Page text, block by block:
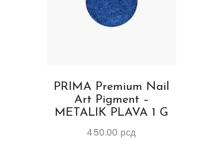
PRIMA Premium Nail
Art Pigment –
METALIK PLAVA 1 G
450.00 рсд